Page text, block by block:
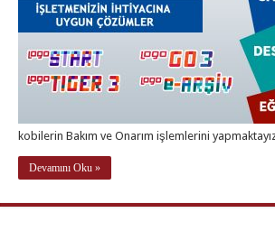
kobilerin Bakım ve Onarım işlemlerini
Devamını Oku »